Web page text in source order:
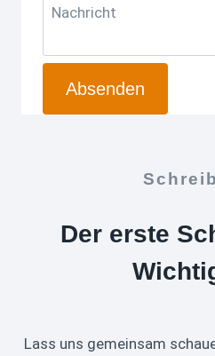
Absenden
Der erste
Lass uns gemeinsam